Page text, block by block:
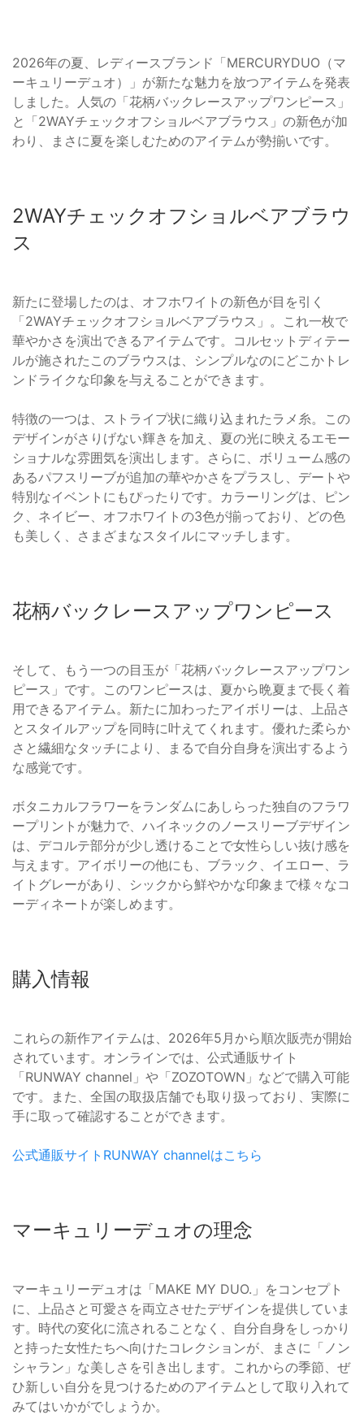
2026年の夏、レディースブランド「MERCURYDUO（マ
ーキュリーデュオ）」が新たな魅力を放つアイテムを発表
しました。人気の「花柄バックレースアップワンピース」
と「2WAYチェックオフショルベアブラウス」の新色が加
わり、まさに夏を楽しむためのアイテムが勢揃いです。
2WAYチェックオフショルベアブラウ
ス
新たに登場したのは、オフホワイトの新色が目を引く
「2WAYチェックオフショルベアブラウス」。これ一枚で
華やかさを演出できるアイテムです。コルセットディテー
ルが施されたこのブラウスは、シンプルなのにどこかトレ
ンドライクな印象を与えることができます。
特徴の一つは、ストライプ状に織り込まれたラメ糸。この
デザインがさりげない輝きを加え、夏の光に映えるエモー
ショナルな雰囲気を演出します。さらに、ボリューム感の
あるパフスリーブが追加の華やかさをプラスし、デートや
特別なイベントにもぴったりです。カラーリングは、ピン
ク、ネイビー、オフホワイトの3色が揃っており、どの色
も美しく、さまざまなスタイルにマッチします。
花柄バックレースアップワンピース
そして、もう一つの目玉が「花柄バックレースアップワン
ピース」です。このワンピースは、夏から晩夏まで長く着
用できるアイテム。新たに加わったアイボリーは、上品さ
とスタイルアップを同時に叶えてくれます。優れた柔らか
さと繊細なタッチにより、まるで自分自身を演出するよう
な感覚です。
ボタニカルフラワーをランダムにあしらった独自のフラワ
ープリントが魅力で、ハイネックのノースリーブデザイン
は、デコルテ部分が少し透けることで女性らしい抜け感を
与えます。アイボリーの他にも、ブラック、イエロー、ラ
イトグレーがあり、シックから鮮やかな印象まで様々なコ
ーディネートが楽しめます。
購入情報
これらの新作アイテムは、2026年5月から順次販売が開始
されています。オンラインでは、公式通販サイト
「RUNWAY channel」や「ZOZOTOWN」などで購入可能
です。また、全国の取扱店舗でも取り扱っており、実際に
手に取って確認することができます。
公式通販サイトRUNWAY channelはこちら
マーキュリーデュオの理念
マーキュリーデュオは「MAKE MY DUO.」をコンセプト
に、上品さと可愛さを両立させたデザインを提供していま
す。時代の変化に流されることなく、自分自身をしっかり
と持った女性たちへ向けたコレクションが、まさに「ノン
シャラン」な美しさを引き出します。これからの季節、ぜ
ひ新しい自分を見つけるためのアイテムとして取り入れて
みてはいかがでしょうか。